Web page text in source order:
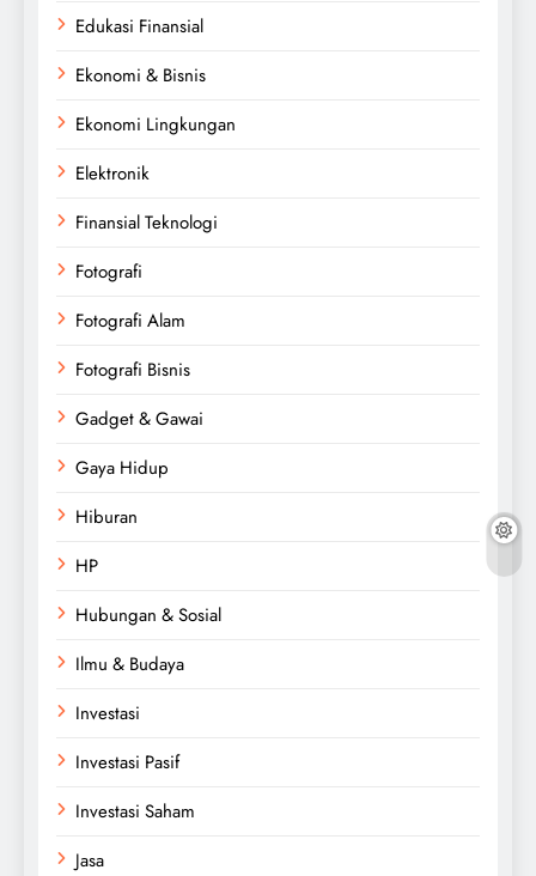
Edukasi Finansial
Ekonomi & Bisnis
Ekonomi Lingkungan
Elektronik
Finansial Teknologi
Fotografi
Fotografi Alam
Fotografi Bisnis
Gadget & Gawai
Gaya Hidup
Hiburan
HP
Hubungan & Sosial
Ilmu & Budaya
Investasi
Investasi Pasif
Investasi Saham
Jasa